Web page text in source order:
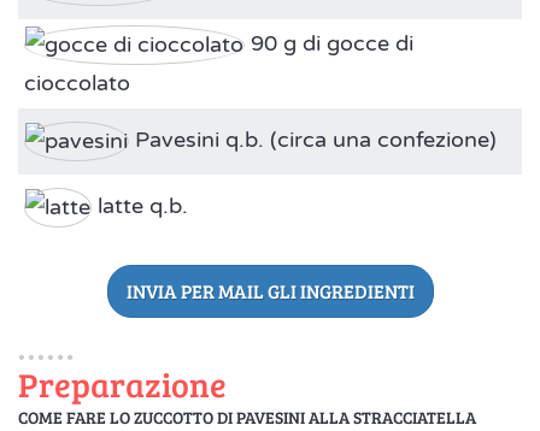
90 g di gocce di
cioccolato
Pavesini q.b. (circa una confezione)
latte q.b.
INVIA PER MAIL GLI INGREDIENTI
Preparazione
COME FARE LO ZUCCOTTO DI PAVESINI ALLA STRACCIATELLA